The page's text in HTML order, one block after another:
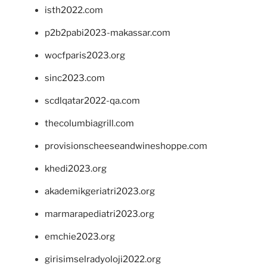
isth2022.com
p2b2pabi2023-makassar.com
wocfparis2023.org
sinc2023.com
scdlqatar2022-qa.com
thecolumbiagrill.com
provisionscheeseandwineshoppe.com
khedi2023.org
akademikgeriatri2023.org
marmarapediatri2023.org
emchie2023.org
girisimselradyoloji2022.org